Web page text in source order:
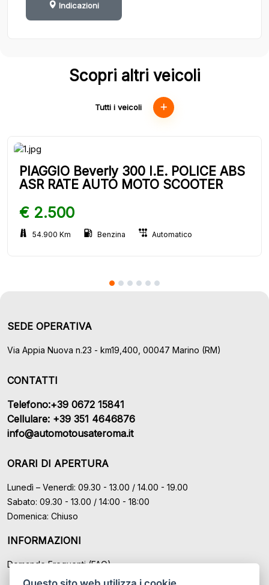
Indicazioni
Scopri altri veicoli
Tutti i veicoli
PIAGGIO Beverly 300 I.E. POLICE ABS
ASR RATE AUTO MOTO SCOOTER
€ 2.500
54.900 Km Benzina Automatico
SEDE OPERATIVA
Via Appia Nuova n.23 - km19,400, 00047 Marino (RM)
CONTATTI
Telefono:+39 0672 15841
Cellulare: +39 351 4646876
info@automotousateroma.it
ORARI DI APERTURA
Lunedì – Venerdì: 09.30 - 13.00 / 14.00 - 19.00
Sabato: 09.30 - 13.00 / 14:00 - 18:00
Domenica: Chiuso
INFORMAZIONI
Domande Frequenti (FAQ)